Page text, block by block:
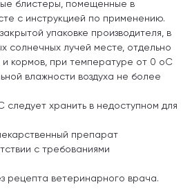
блистеры, помещенные в
с инструкцией по применению.
упаковке производителя, в
солнечных лучей месте, отдельно
и кормов, при температуре от 0 оС
влажности воздуха не более
следует хранить в недоступном для
препарат
с требованиями
рецепта ветеринарного врача.